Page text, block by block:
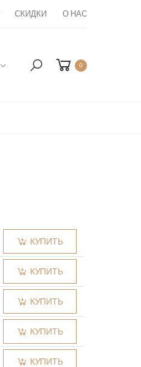
СКИДКИ О НАС
0
КУПИТЬ
КУПИТЬ
КУПИТЬ
КУПИТЬ
КУПИТЬ